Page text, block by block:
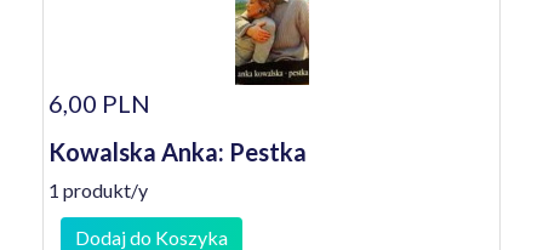
6,00 PLN
Kowalska Anka: Pestka
1 produkt/y
Dodaj do Koszyka